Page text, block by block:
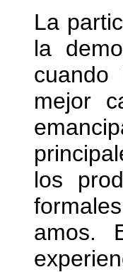
La
la
cuando
mejor
los
amos.